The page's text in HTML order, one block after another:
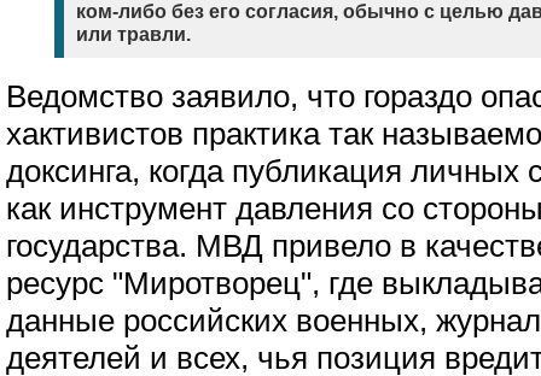
ком-либо без его согласия, обычно с целью
или травли.
Ведомство заявило, что гораздо
хактивистов практика так
доксинга, когда публикация личных
как инструмент давления со
государства. МВД привело в
ресурс "Миротворец", где
данные российских военных,
деятелей и всех, чья позиция